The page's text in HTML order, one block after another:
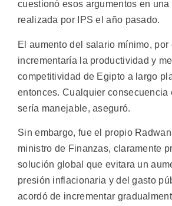
cuestionó esos argumentos en una
realizada por IPS el año pasado.
El aumento del salario mínimo, por
incrementaría la productividad y
competitividad de Egipto a largo
entonces. Cualquier consecuencia
sería manejable, aseguró.
Sin embargo, fue el propio
ministro de Finanzas, claramente
solución global que evitara un
presión inflacionaria y del gasto
acordó de incrementar